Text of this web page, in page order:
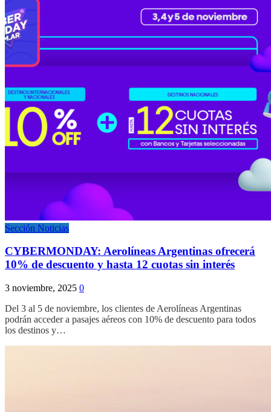
Sección Noticias
CYBERMONDAY: Aerolíneas Argentinas ofrecerá
10% de descuento y hasta 12 cuotas sin interés
3 noviembre, 2025 0
Del 3 al 5 de noviembre, los clientes de Aerolíneas Argentinas
podrán acceder a pasajes aéreos con 10% de descuento para todos
los destinos y…